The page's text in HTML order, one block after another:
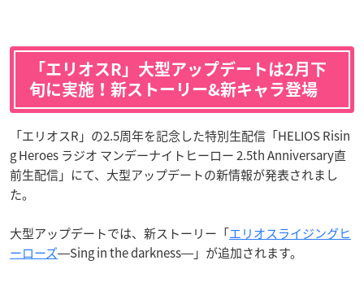
「エリオスR」大型アップデートは2月下
旬に実施！新ストーリー&新キャラ登場
「エリオスR」の2.5周年を記念した特別生配信「HELIOS Risin
g Heroes ラジオ マンデーナイトヒーロー 2.5th Anniversary直
前生配信」にて、大型アップデートの新情報が発表されまし
た。
大型アップデートでは、新ストーリー「エリオスライジングヒ
ーローズ―Sing in the darkness―」が追加されます。